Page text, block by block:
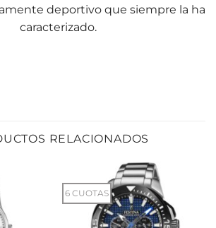
deportivo que siempre la ha
caracterizado.
RELACIONADOS
6 CUOTAS